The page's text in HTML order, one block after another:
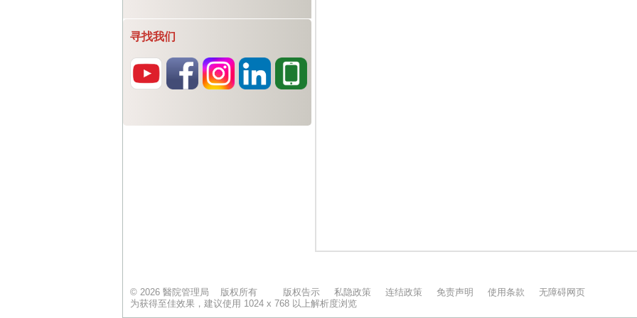
寻找我们
© 2026 醫院管理局 版权所有
版权告示 私隐政策 连结政策 免责声明 使用条款
无障碍网页
为获得至佳效果，建议使用 1024 x 768 以上解析度浏览